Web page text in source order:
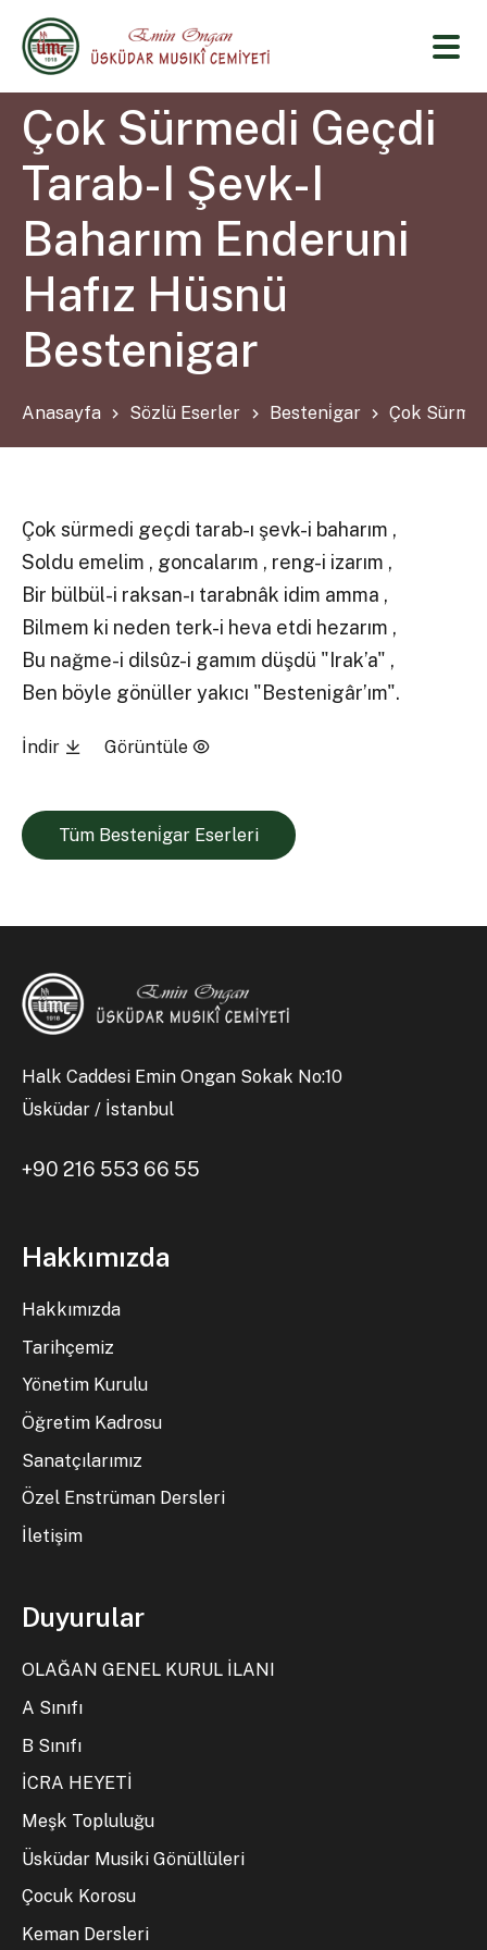
Çok Sürmedi Geçdi
Tarab-I Şevk-I
Baharım Enderuni
Hafız Hüsnü
Bestenigar
Anasayfa Sözlü Eserler Besteni̇gar Çok
Çok sürmedi geçdi tarab-ı şevk-i baharım ,
Soldu emelim , goncalarım , reng-i izarım ,
Bir bülbül-i raksan-ı tarabnâk idim amma ,
Bilmem ki neden terk-i heva etdi hezarım ,
Bu nağme-i dilsûz-i gamım düşdü "Irak’a" ,
Ben böyle gönüller yakıcı "Bestenigâr’ım".
İndir Görüntüle
Tüm Besteni̇gar Eserleri
Halk Caddesi Emin Ongan Sokak No:10
Üsküdar / İstanbul
+90 216 553 66 55
Hakkımızda
Hakkımızda
Tarihçemiz
Yönetim Kurulu
Öğretim Kadrosu
Sanatçılarımız
Özel Enstrüman Dersleri
İletişim
Duyurular
OLAĞAN GENEL KURUL İLANI
A Sınıfı
B Sınıfı
İCRA HEYETİ
Meşk Topluluğu
Üsküdar Musiki Gönüllüleri
Çocuk Korosu
Keman Dersleri